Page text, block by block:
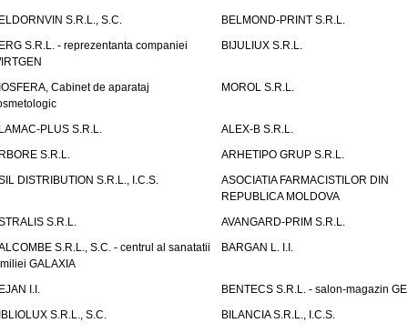
S.R.L., S.C.
BELMOND-PRINT S.R.L.
S.R.L. - reprezentanta companiei
BIJULIUX S.R.L.
Cabinet de aparataj
MOROL S.R.L.
PLUS S.R.L.
ALEX-B S.R.L.
S.R.L.
ARHETIPO GRUP S.R.L.
DISTRIBUTION S.R.L., I.C.S.
ASOCIATIA FARMACISTILOR DIN
REPUBLICA MOLDOVA
S.R.L.
AVANGARD-PRIM S.R.L.
S.R.L., S.C. - centrul al sanatatii
GALAXIA
BARGAN L. I.I.
I.I.
BENTECS S.R.L. - salon-magazin
S.R.L., S.C.
BILANCIA S.R.L., I.C.S.